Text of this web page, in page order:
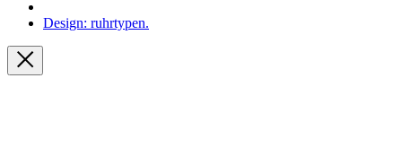
Design: ruhrtypen.